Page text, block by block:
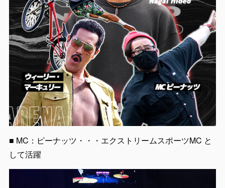
■ MC：ピーナッツ・・・エクストリームスポーツMC と
して活躍